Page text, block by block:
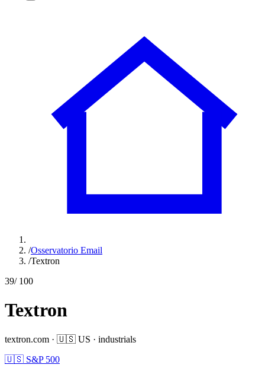
/Osservatorio Email
/Textron
39/ 100
Textron
textron.com · 🇺🇸 US · industrials
🇺🇸 S&P 500